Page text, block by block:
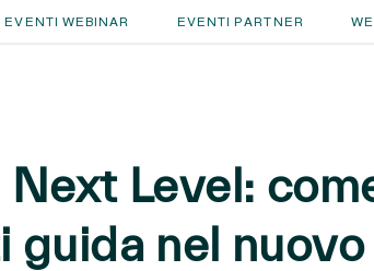
EVENTI WEBINAR EVENTI PARTNER
Level:
guida nel nuovo